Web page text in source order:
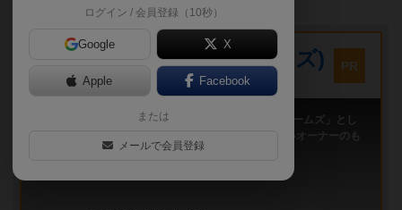
キウイ！(旧:キウイゲームズ)
大阪府大阪市中央区森ノ宮中央2-8-2 永田中央ビル2階
PR
「キウイ！」は、2011年9月大阪日本橋で「キウイゲームズ」とし
てスタートしたボードゲームカフェです。 今は新しいオーナーのも
ログイン / 会員登録（10秒）
Google X
Apple Facebook
または
メールで会員登録